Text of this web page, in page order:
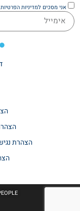
אני מסכים למדיניות הפרטיות
הצהרת